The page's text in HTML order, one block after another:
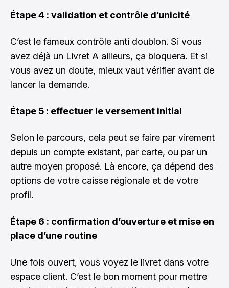
Étape 4 : validation et contrôle d’unicité
C’est le fameux contrôle anti doublon. Si vous
avez déjà un Livret A ailleurs, ça bloquera. Et si
vous avez un doute, mieux vaut vérifier avant de
lancer la demande.
Étape 5 : effectuer le versement initial
Selon le parcours, cela peut se faire par virement
depuis un compte existant, par carte, ou par un
autre moyen proposé. Là encore, ça dépend des
options de votre caisse régionale et de votre
profil.
Étape 6 : confirmation d’ouverture et mise en
place d’une routine
Une fois ouvert, vous voyez le livret dans votre
espace client. C’est le bon moment pour mettre